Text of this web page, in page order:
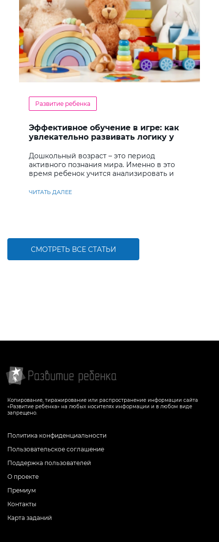
Развитие ребенка
Эффективное обучение в игре: как
увлекательно развивать логику у
Дошкольный возраст – это период
активного познания мира. Именно в это
время ребенок учится анализировать и
ЧИТАТЬ ДАЛЕЕ
СМОТРЕТЬ ВСЕ СТАТЬИ
Копирование, тиражирование или распространение информации сайта
«Развитие ребенка» на любых носителях информации и в любом виде
запрещено.
Политика конфиденциальности
Пользовательское соглашение
Поддержка пользователей
О проекте
Премиум
Контакты
Карта заданий